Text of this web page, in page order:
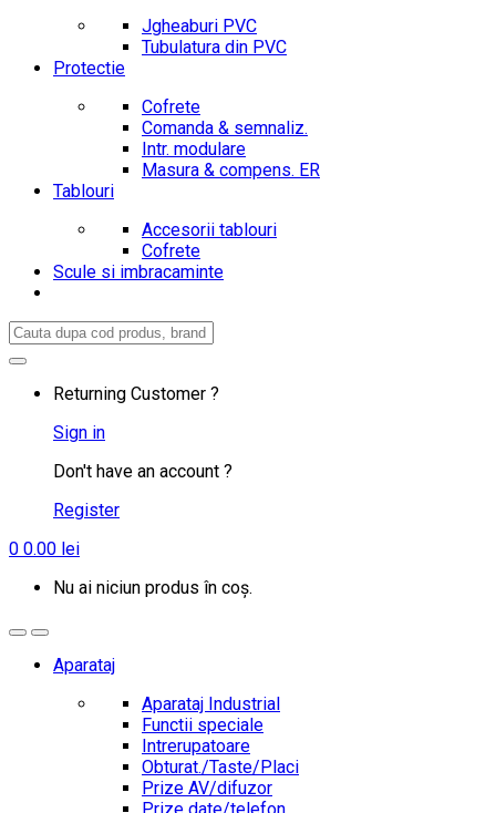
Jgheaburi PVC
Tubulatura din PVC
Protectie
Cofrete
Comanda & semnaliz.
Intr. modulare
Masura & compens. ER
Tablouri
Accesorii tablouri
Cofrete
Scule si imbracaminte
Search
Returning Customer ?
Sign in
Don't have an account ?
Register
0 0.00 lei
Nu ai niciun produs în coș.
Aparataj
Aparataj Industrial
Functii speciale
Intrerupatoare
Obturat./Taste/Placi
Prize AV/difuzor